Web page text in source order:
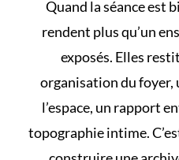
Quand la séance est
rendent plus qu’un
exposés. Elles
organisation du foyer,
l’espace, un rapport
topographie intime.